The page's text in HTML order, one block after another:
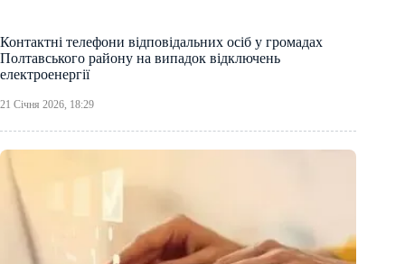
Контактні телефони відповідальних осіб у громадах
Полтавського району на випадок відключень
електроенергії
21 Січня 2026, 18:29